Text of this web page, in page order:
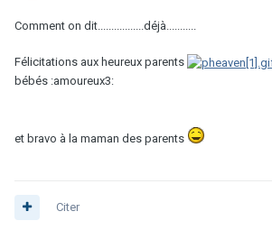
Comment on dit.................déjà...........
Félicitations aux heureux parents
bébés :amoureux3:
et bravo à la maman des parents
Citer